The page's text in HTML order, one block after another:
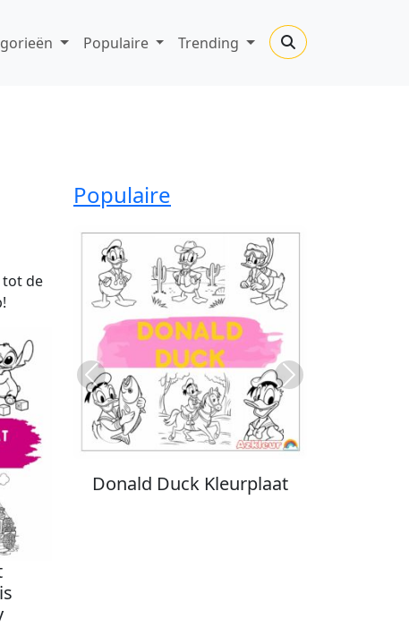
Populaire Trending
tot de
Populaire
Donald Duck Kleurplaat
Previous Next